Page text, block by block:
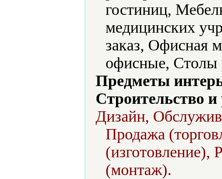
гостиниц,
медицинских
заказ, Офисная
офисные,
Предметы
Строительство
Дизайн,
Продажа
(изготовление),
(монтаж).